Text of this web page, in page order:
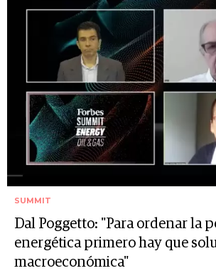
SUMMIT
Dal Poggetto: "Para ordenar la
energética primero hay que
macroeconómica"